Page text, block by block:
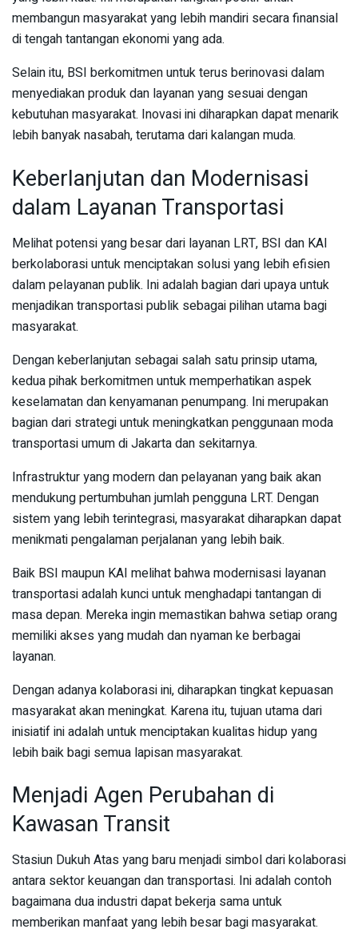
membangun masyarakat yang lebih mandiri secara finansial
di tengah tantangan ekonomi yang ada.
Selain itu, BSI berkomitmen untuk terus berinovasi dalam
menyediakan produk dan layanan yang sesuai dengan
kebutuhan masyarakat. Inovasi ini diharapkan dapat menarik
lebih banyak nasabah, terutama dari kalangan muda.
Keberlanjutan dan Modernisasi
dalam Layanan Transportasi
Melihat potensi yang besar dari layanan LRT, BSI dan KAI
berkolaborasi untuk menciptakan solusi yang lebih efisien
dalam pelayanan publik. Ini adalah bagian dari upaya untuk
menjadikan transportasi publik sebagai pilihan utama bagi
masyarakat.
Dengan keberlanjutan sebagai salah satu prinsip utama,
kedua pihak berkomitmen untuk memperhatikan aspek
keselamatan dan kenyamanan penumpang. Ini merupakan
bagian dari strategi untuk meningkatkan penggunaan moda
transportasi umum di Jakarta dan sekitarnya.
Infrastruktur yang modern dan pelayanan yang baik akan
mendukung pertumbuhan jumlah pengguna LRT. Dengan
sistem yang lebih terintegrasi, masyarakat diharapkan dapat
menikmati pengalaman perjalanan yang lebih baik.
Baik BSI maupun KAI melihat bahwa modernisasi layanan
transportasi adalah kunci untuk menghadapi tantangan di
masa depan. Mereka ingin memastikan bahwa setiap orang
memiliki akses yang mudah dan nyaman ke berbagai
layanan.
Dengan adanya kolaborasi ini, diharapkan tingkat kepuasan
masyarakat akan meningkat. Karena itu, tujuan utama dari
inisiatif ini adalah untuk menciptakan kualitas hidup yang
lebih baik bagi semua lapisan masyarakat.
Menjadi Agen Perubahan di
Kawasan Transit
Stasiun Dukuh Atas yang baru menjadi simbol dari kolaborasi
antara sektor keuangan dan transportasi. Ini adalah contoh
bagaimana dua industri dapat bekerja sama untuk
memberikan manfaat yang lebih besar bagi masyarakat.